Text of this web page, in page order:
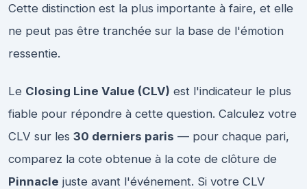
Cette distinction est la plus importante à faire, et elle
ne peut pas être tranchée sur la base de l'émotion
ressentie.
Le Closing Line Value (CLV) est l'indicateur le plus
fiable pour répondre à cette question. Calculez votre
CLV sur les 30 derniers paris — pour chaque pari,
comparez la cote obtenue à la cote de clôture de
Pinnacle juste avant l'événement. Si votre CLV